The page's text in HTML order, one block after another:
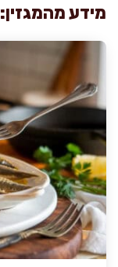
מידע מהמגזין: